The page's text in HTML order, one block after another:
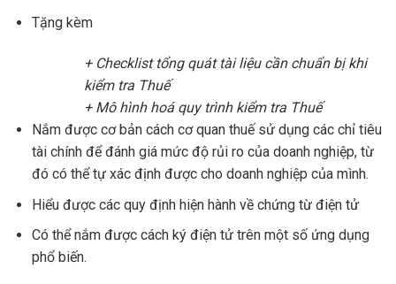
Tặng kèm
+ Checklist tổng quát tài liệu cần chuẩn bị khi
kiểm tra Thuế
+ Mô hình hoá quy trình kiểm tra Thuế
Nắm được cơ bản cách cơ quan thuế sử dụng các chỉ tiêu
tài chính để đánh giá mức độ rủi ro của doanh nghiệp, từ
đó có thể tự xác định được cho doanh nghiệp của mình.
Hiểu được các quy định hiện hành về chứng từ điện tử
Có thể nắm được cách ký điện tử trên một số ứng dụng
phổ biến.